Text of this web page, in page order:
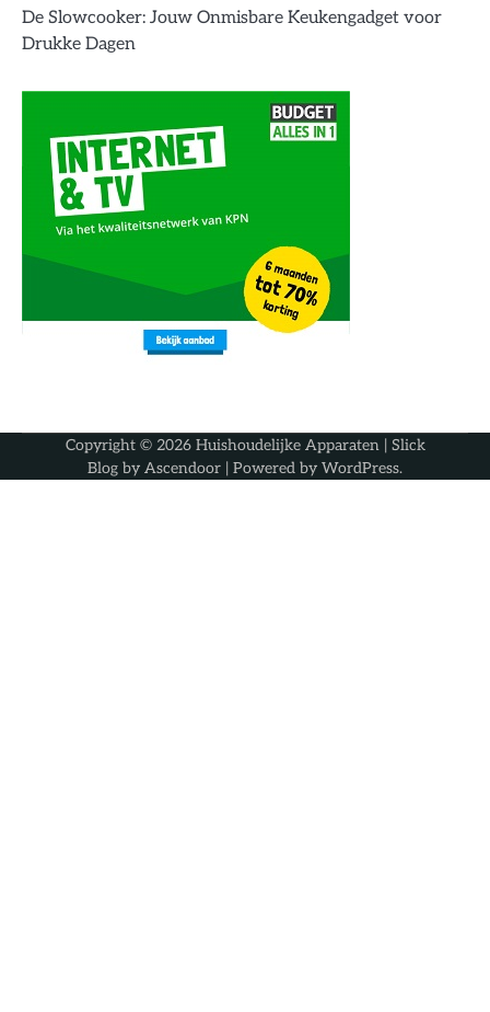
De Slowcooker: Jouw Onmisbare Keukengadget voor
Drukke Dagen
Copyright © 2026 Huishoudelijke Apparaten| Slick
Blog by Ascendoor | Powered by WordPress.